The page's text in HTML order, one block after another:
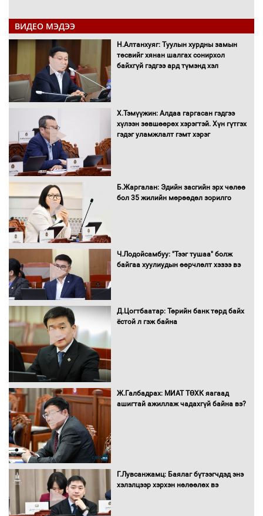
ВИДЕО МЭДЭЭ
Н.Алтанхуяг: Туулын хурдны замын
төсвийг хянан шалгах сонирхол
байхгүй гэдгээ ард түмэнд хэл
Х.Тэмүүжин: Алдаа гаргасан гэдгээ
хүлээн зөвшөөрөх хэрэгтэй. Хүн гүтгэх
гэдэг уламжлалт гэмт хэрэг
Б.Жаргалан: Эдийн засгийн эрх чөлөө
бол 35 жилийн мөрөөдөл зорилго
Ч.Лодойсамбуу: "Тээг тушаа" болж
байгаа хуулиудын өөрчлөлт хэзээ вэ
Д.Цогтбаатар: Төрийн банк төрд байх
ёстой л гэж байна
Ж.Галбадрах: МИАТ ТӨХК яагаад
ашигтай ажиллаж чадахгүй байна вэ?
Г.Лувсанжамц: Баялаг бүтээгчдэд энэ
хэлэлцээр хэрхэн нөлөөлөх вэ